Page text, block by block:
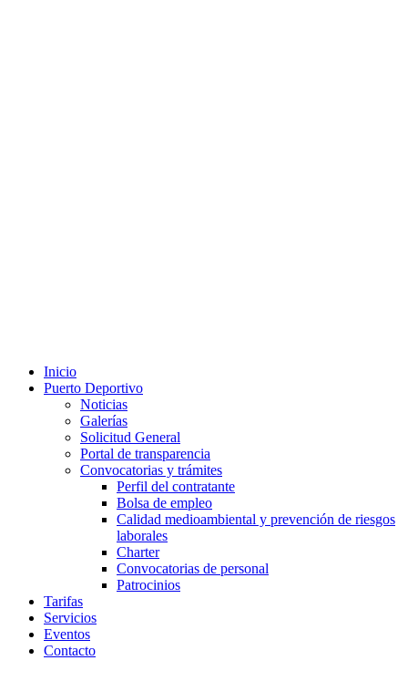
Inicio
Puerto Deportivo
Noticias
Galerías
Solicitud General
Portal de transparencia
Convocatorias y trámites
Perfil del contratante
Bolsa de empleo
Calidad medioambiental y prevención de riesgos
laborales
Charter
Convocatorias de personal
Patrocinios
Tarifas
Servicios
Eventos
Contacto